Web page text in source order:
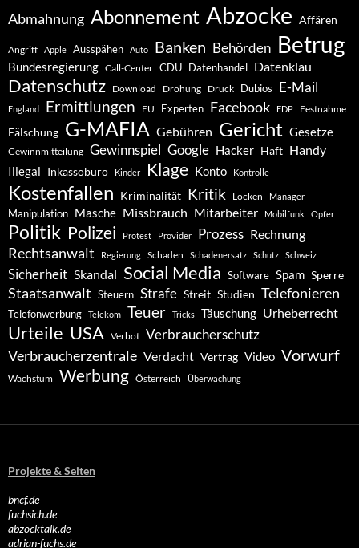
Abmahnung Abonnement Abzocke Affären
Angriff Apple Ausspähen Auto Banken Behörden Betrug
Bundesregierung Call-Center CDU Datenhandel Datenklau
Datenschutz Download Drohung Druck Dubios E-Mail
England Ermittlungen EU Experten Facebook FDP Festnahme
Fälschung G-MAFIA Gebühren Gericht Gesetze
Gewinnmitteilung Gewinnspiel Google Hacker Haft Handy
Illegal Inkassobüro Kinder Klage Konto Kontrolle
Kostenfallen Kriminalität Kritik Locken Manager
Manipulation Masche Missbrauch Mitarbeiter Mobilfunk Opfer
Politik Polizei Protest Provider Prozess Rechnung
Rechtsanwalt Regierung Schaden Schadenersatz Schutz Schweiz
Sicherheit Skandal Social Media Software Spam Sperre
Staatsanwalt Steuern Strafe Streit Studien Telefonieren
Telefonwerbung Telekom Teuer Tricks Täuschung Urheberrecht
Urteile USA Verbot Verbraucherschutz
Verbraucherzentrale Verdacht Vertrag Video Vorwurf
Wachstum Werbung Österreich Überwachung
Projekte & Seiten
bncf.de
fuchsich.de
abzocktalk.de
adrian-fuchs.de